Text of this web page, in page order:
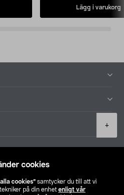
cookies
cookies” samtycker du till att vi
på din enhet enligt vår
+
Lägg i varukorg